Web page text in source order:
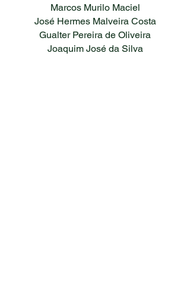
Marcos Murilo Maciel
José Hermes Malveira Costa
Gualter Pereira de Oliveira
Joaquim José da Silva